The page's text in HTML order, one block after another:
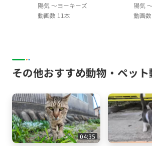
陽気 ～ヨーキーズ
動画数 11本
陽気
動画
その他おすすめ動物・ペット
04:35